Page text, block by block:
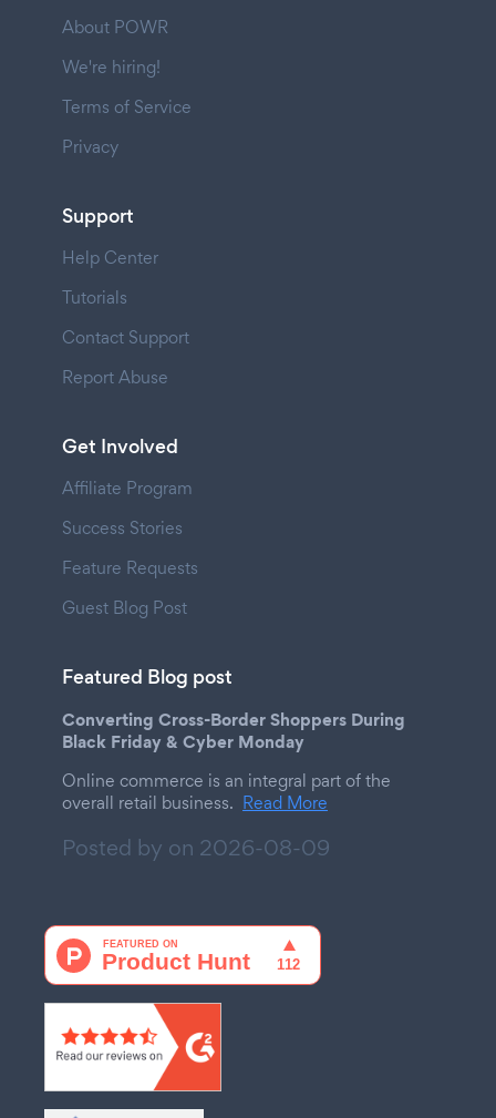
About POWR
We're hiring!
Terms of Service
Privacy
Support
Help Center
Tutorials
Contact Support
Report Abuse
Get Involved
Affiliate Program
Success Stories
Feature Requests
Guest Blog Post
Featured Blog post
Converting Cross-Border Shoppers During
Black Friday & Cyber Monday
Online commerce is an integral part of the
overall retail business. Read More
Posted by on 2026-08-09